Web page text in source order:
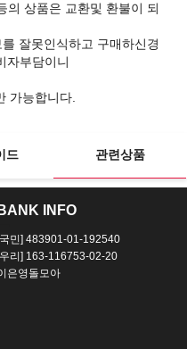
의 상품은 교환및 환불이 되
잘못인식하고 구매하신경
자부담이니
드 관련상품
BANK INFO
민] 483901-01-192540
리] 163-116753-02-20
은영돌모아